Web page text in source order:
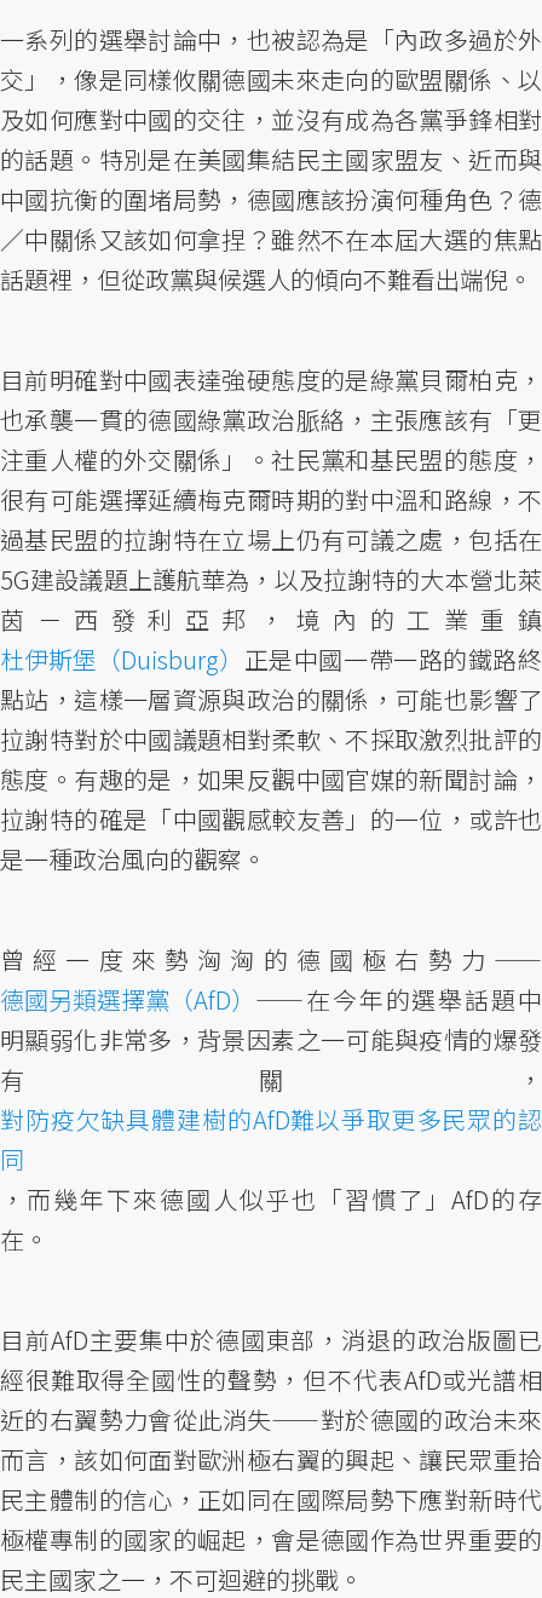
一系列的選舉討論中，也被認為是「內政多過於外
交」，像是同樣攸關德國未來走向的歐盟關係、以
及如何應對中國的交往，並沒有成為各黨爭鋒相對
的話題。特別是在美國集結民主國家盟友、近而與
中國抗衡的圍堵局勢，德國應該扮演何種角色？德
／中關係又該如何拿捏？雖然不在本屆大選的焦點
話題裡，但從政黨與候選人的傾向不難看出端倪。
目前明確對中國表達強硬態度的是綠黨貝爾柏克，
也承襲一貫的德國綠黨政治脈絡，主張應該有「更
注重人權的外交關係」。社民黨和基民盟的態度，
很有可能選擇延續梅克爾時期的對中溫和路線，不
過基民盟的拉謝特在立場上仍有可議之處，包括在
5G建設議題上護航華為，以及拉謝特的大本營北萊
茵－西發利亞邦，境內的工業重鎮
杜伊斯堡（Duisburg） 正是中國一帶一路的鐵路終
點站，這樣一層資源與政治的關係，可能也影響了
拉謝特對於中國議題相對柔軟、不採取激烈批評的
態度。有趣的是，如果反觀中國官媒的新聞討論，
拉謝特的確是「中國觀感較友善」的一位，或許也
是一種政治風向的觀察。
曾經一度來勢洶洶的德國極右勢力——
德國另類選擇黨（AfD） ——在今年的選舉話題中
明顯弱化非常多，背景因素之一可能與疫情的爆發
有關，
對防疫欠缺具體建樹的AfD難以爭取更多民眾的認
同
，而幾年下來德國人似乎也「習慣了」AfD的存
在。
目前AfD主要集中於德國東部，消退的政治版圖已
經很難取得全國性的聲勢，但不代表AfD或光譜相
近的右翼勢力會從此消失——對於德國的政治未來
而言，該如何面對歐洲極右翼的興起、讓民眾重拾
民主體制的信心，正如同在國際局勢下應對新時代
極權專制的國家的崛起，會是德國作為世界重要的
民主國家之一，不可迴避的挑戰。